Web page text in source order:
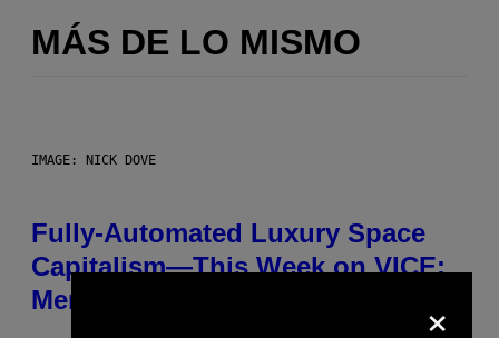
MÁS DE LO MISMO
IMAGE: NICK DOVE
Fully-Automated Luxury Space
Capitalism—This Week on VICE:
Members Only
×